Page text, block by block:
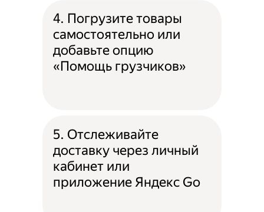
4. Погрузите товары
самостоятельно или
добавьте опцию
«Помощь грузчиков»
5. Отслеживайте
доставку через личный
кабинет или
приложение Яндекс Go